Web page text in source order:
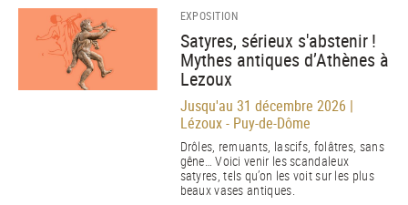
EXPOSITION
Satyres, sérieux s'abstenir !
Mythes antiques d’Athènes à
Lezoux
Jusqu'au 31 décembre 2026 |
Lézoux - Puy-de-Dôme
Drôles, remuants, lascifs, folâtres, sans
gêne… Voici venir les scandaleux
satyres, tels qu’on les voit sur les plus
beaux vases antiques.